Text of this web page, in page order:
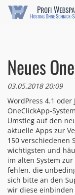
Neues
03.05.2018 20:09
WordPress 4.1
OneClickApp-
Umstieg auf den
aktuelle Apps zur
150 verschiedenen
wichtigsten und
im alten System
fehlen, die
sich bitte an den
wir diese einbinden